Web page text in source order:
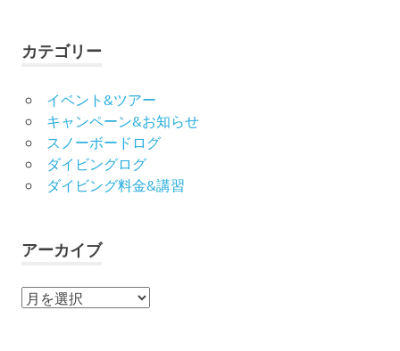
カテゴリー
イベント&ツアー
キャンペーン&お知らせ
スノーボードログ
ダイビングログ
ダイビング料金&講習
アーカイブ
ア